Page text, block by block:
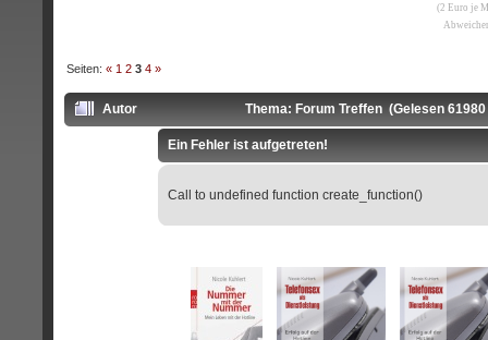
(2 Euro je
Seiten:« 1 2 3 4 »
Autor Thema: Forum Treffen (Gelesen
Ein Fehler ist aufgetreten!
Call to undefined function create_function()